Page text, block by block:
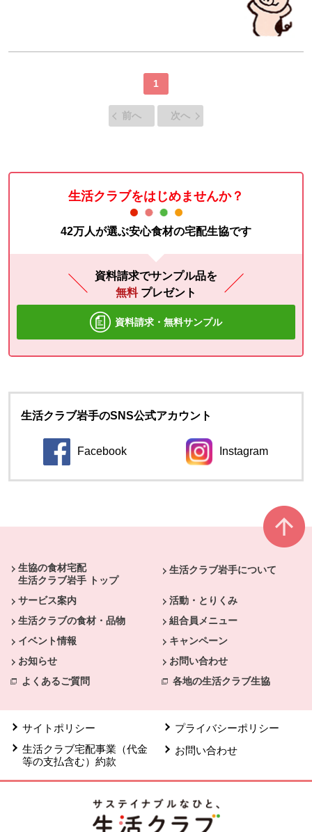
1
前へ 次へ
生活クラブをはじめませんか？
42万人が選ぶ安心食材の宅配生協です
資料請求でサンプル品を
無料 プレゼント
資料請求・無料サンプル
生活クラブ岩手のSNS公式アカウント
Facebook Instagram
生協の食材宅配
生活クラブ岩手 トップ
生活クラブ岩手について
サービス案内
活動・とりくみ
生活クラブの食材・品物
組合員メニュー
イベント情報
キャンペーン
お知らせ
お問い合わせ
よくあるご質問
各地の生活クラブ生協
サイトポリシー
プライバシーポリシー
生活クラブ宅配事業（代金
等の支払含む）約款
お問い合わせ